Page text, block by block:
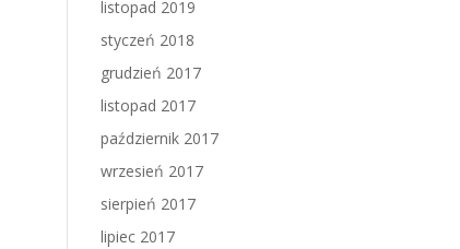
listopad 2019
styczeń 2018
grudzień 2017
listopad 2017
październik 2017
wrzesień 2017
sierpień 2017
lipiec 2017